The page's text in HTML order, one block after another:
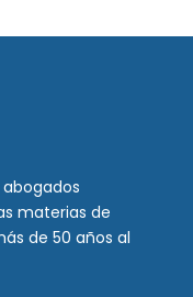
materias de
de 50 años al